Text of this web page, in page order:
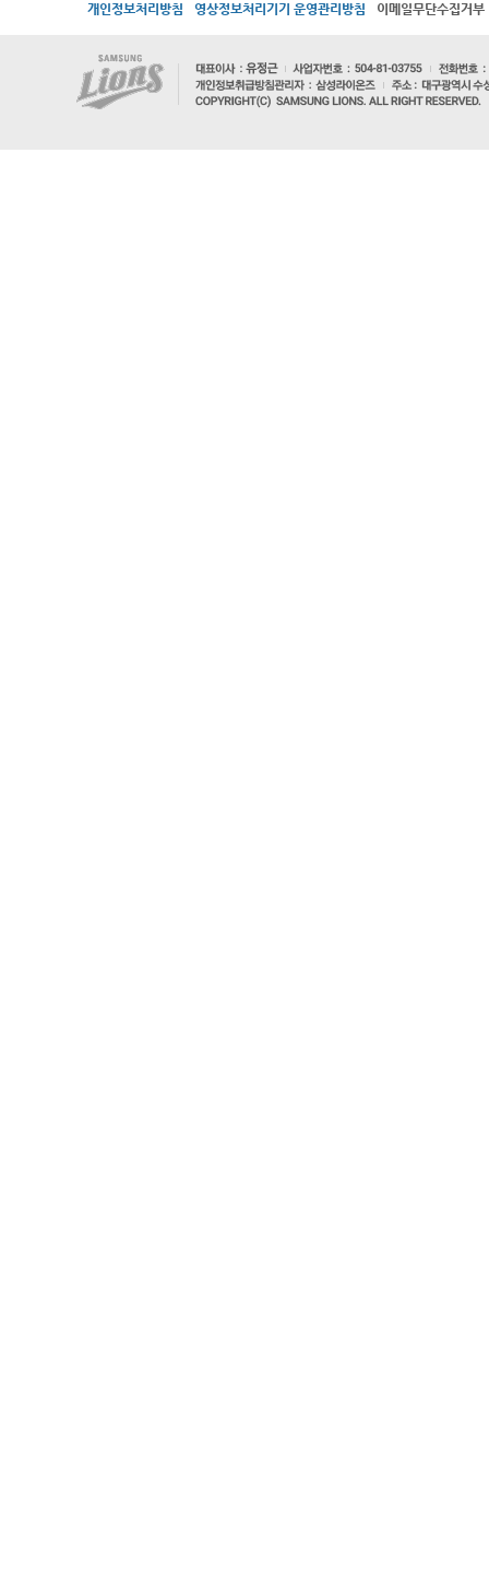
개인정보처리방침 영상정보처리기기 운영관리방침 이메일무단수집거부